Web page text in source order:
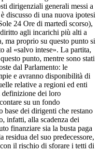
dirigenziali generali messi a
discusso di una nuova ipotesi
24 Ore di martedì scorso),
agli incarichi più alti a
ma proprio su questo punto si
al «salvo intese». La partita,
punto, mentre sono stati
dal Parlamento: le
e avranno disponibilità di
relative a regioni ed enti
definizione dei loro
su un fondo
base dei dirigenti che restano
infatti, alla scadenza dei
finanziare sia la busta paga
del suo predecessore,
il rischio di sforare i tetti di